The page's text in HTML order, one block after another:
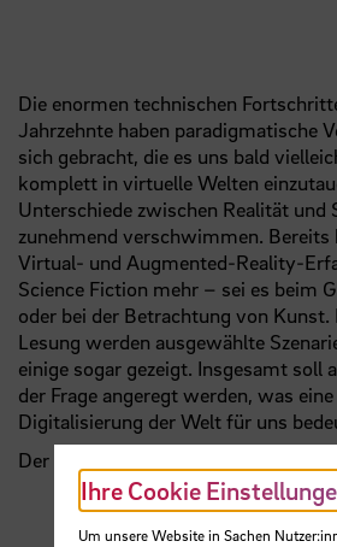
Die enormen technischen
Jahrzehnte haben paradigmatische
sich gebracht, die es uns bald
komplett in virtuelle Welten
Unterschiede zwischen Realität und
zunehmend verschwimmen.
Virtual- und Augmented-Reality-
Science Fiction mehr – sei es beim
oder bei der Betrachtung von Kunst.
Lesung werden ausgewählte
einige sogar gezeigt. Insgesamt soll
der Frage angeregt werden, was
Digitalisierung der Welt für uns
Der Eintritt ist frei, keine Anmeldung
Ihre Cookie
Um unsere Website in Sachen